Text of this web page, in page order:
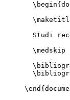
\begin{
Studi
\medskip
\end {